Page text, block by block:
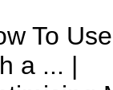
To
a ... |